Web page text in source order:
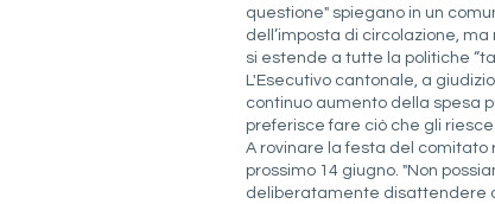
questione" spiegano in un
dell’imposta di circolazione,
si estende a tutte la politiche
L'Esecutivo cantonale, a
continuo aumento della spesa
preferisce fare ciò che gli
A rovinare la festa del comitato
prossimo 14 giugno. "Non
deliberatamente disattendere